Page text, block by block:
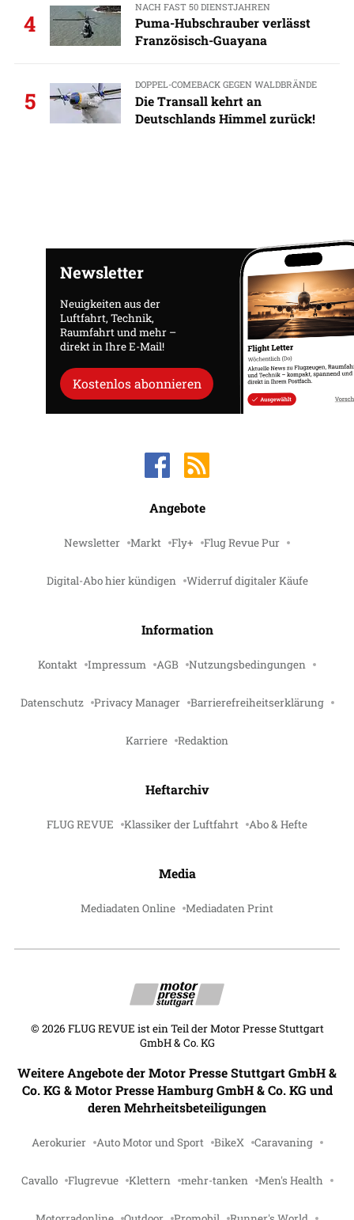
4
NACH FAST 50 DIENSTJAHREN
Puma-Hubschrauber verlässt
Französisch-Guayana
5
DOPPEL-COMEBACK GEGEN WALDBRÄNDE
Die Transall kehrt an
Deutschlands Himmel zurück!
Newsletter
Neuigkeiten aus der
Luftfahrt, Technik,
Raumfahrt und mehr –
direkt in Ihre E-Mail!
Kostenlos abonnieren
Angebote
Newsletter Markt Fly+ Flug Revue Pur
Digital-Abo hier kündigen Widerruf digitaler Käufe
Information
Kontakt Impressum AGB Nutzungsbedingungen
Datenschutz Privacy Manager Barrierefreiheitserklärung
Karriere Redaktion
Heftarchiv
FLUG REVUE Klassiker der Luftfahrt Abo & Hefte
Media
Mediadaten Online Mediadaten Print
© 2026 FLUG REVUE ist ein Teil der Motor Presse Stuttgart
GmbH & Co. KG
Weitere Angebote der Motor Presse Stuttgart GmbH &
Co. KG & Motor Presse Hamburg GmbH & Co. KG und
deren Mehrheitsbeteiligungen
Aerokurier Auto Motor und Sport BikeX Caravaning
Cavallo Flugrevue Klettern mehr-tanken Men's Health